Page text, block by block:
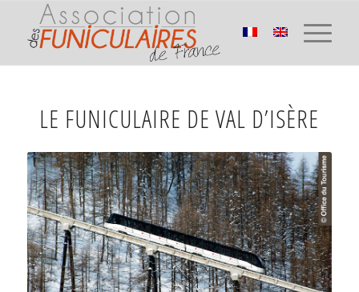
LE FUNICULAIRE DE VAL D’ISÈRE